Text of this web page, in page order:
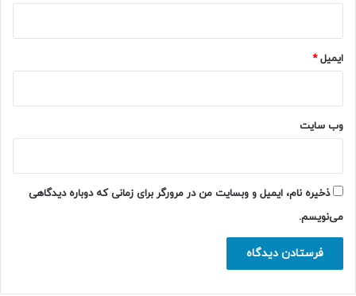
ایمیل*
وب‌ سایت
ذخیره نام، ایمیل و وبسایت من در مرورگر برای زمانی که دوباره دیدگاهی
می‌نویسم.